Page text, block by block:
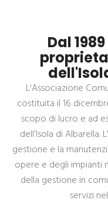
Dal
L'Associazione
costituita il 16
scopo di lucro e ad
dell’Isola di
gestione e la
opere e degli impianti
della gestione in
servizi